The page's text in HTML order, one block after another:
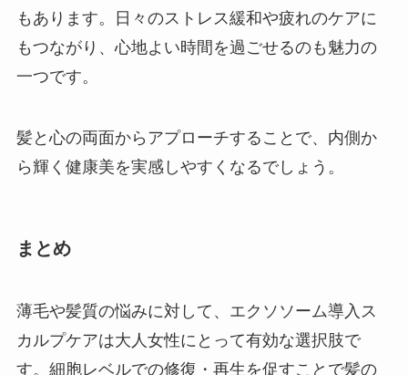
もあります。日々のストレス緩和や疲れのケアに
もつながり、心地よい時間を過ごせるのも魅力の
一つです。
髪と心の両面からアプローチすることで、内側か
ら輝く健康美を実感しやすくなるでしょう。
まとめ
薄毛や髪質の悩みに対して、エクソソーム導入ス
カルプケアは大人女性にとって有効な選択肢で
す。細胞レベルでの修復・再生を促すことで髪の